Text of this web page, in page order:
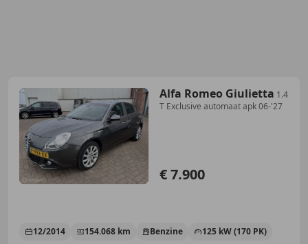
Alfa Romeo Giulietta 1.4
T Exclusive automaat apk 06-'27
€ 7.900
12/2014 154.068 km Benzine
125 kW (170 PK)